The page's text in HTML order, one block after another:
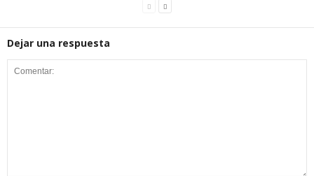
Dejar una respuesta